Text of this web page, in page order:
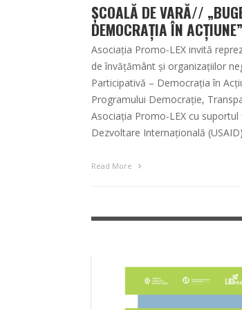
ȘCOALĂ DE VARĂ//
DEMOCRAȚIA ÎN
Asociația Promo-LEX invită
de învățământ și organizațiilor
Participativă – Democrația în
Programului Democrație,
Asociația Promo-LEX cu
Dezvoltare Internațională
Read More